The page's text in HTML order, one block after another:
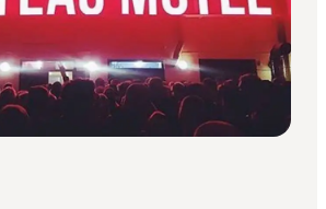
tur
Card